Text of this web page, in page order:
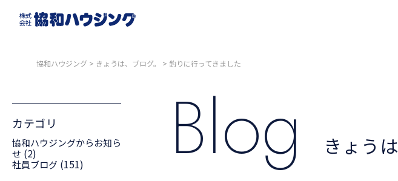
協和ハウジング > きょうは、ブログ。 > 釣りに行ってきました
Blog きょう
カテゴリ
協和ハウジングからお知ら
せ (2)
社員ブログ (151)